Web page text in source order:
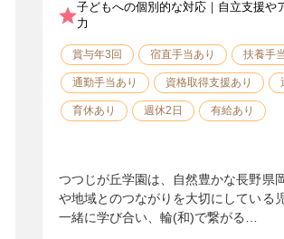
子どもへの個別的な対応｜自立支援や
力
賞与年3回 宿直手当あり 扶養手
通勤手当あり 資格取得支援あり
育休あり 週休2日 有給あり
つつじが丘学園は、自然豊かな長野県
や地域とのつながりを大切にしている
一緒に学び合い、輪(和)で繋がる…